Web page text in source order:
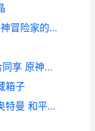
原神3.8冒险家试炼第四天如何过 原神冒险家的诸多事_1
原神钓鱼位置与对应饵料及时间集合同享 原神中的钓鱼地点
箱子
与平精英奥特曼变身方式详细策略 奥特曼 和平精英